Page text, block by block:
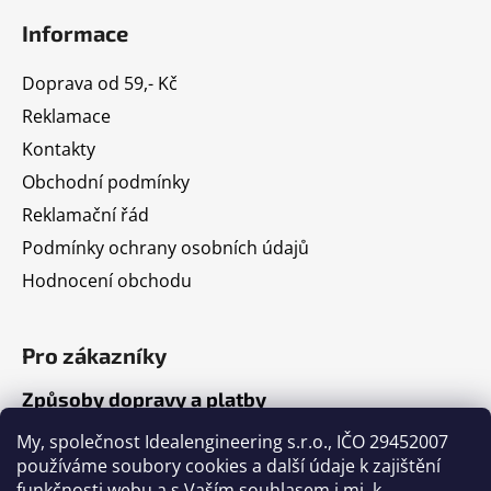
My, společnost Idealengineering s.r.o., IČO 29452007
používáme soubory cookies a další údaje k zajištění
Informace
Doprava od 59,- Kč
Reklamace
Kontakty
Obchodní podmínky
Reklamační řád
Podmínky ochrany osobních údajů
Hodnocení obchodu
Pro zákazníky
Způsoby dopravy a platby
Jak nakupovat